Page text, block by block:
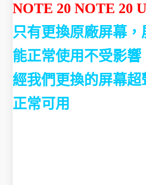
NOTE 20 NOTE 20
只有更換原廠屏幕
能正常使用不受影響
經我們更換的屏幕超
正常可用